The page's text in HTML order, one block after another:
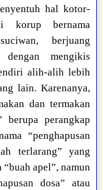
hal kotor-
korup bernama
berjuang
mengikis
alih-alih lebih
lain. Karenanya,
dan termakan
berupa perangkap
“penghapusan
terlarang” yang
apel”, namun
dosa” atau